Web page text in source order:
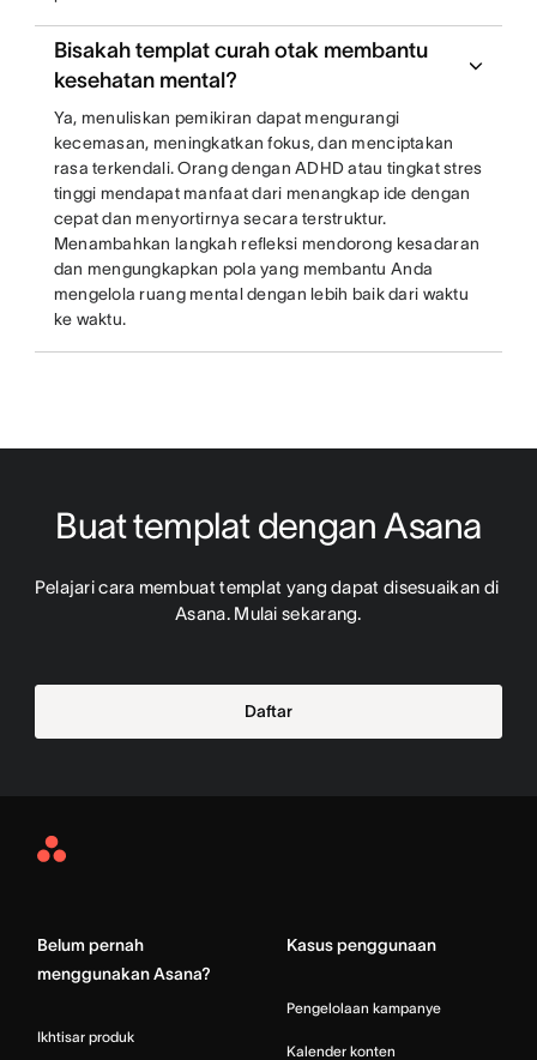
Bisakah templat curah otak membantu
kesehatan mental?
Ya, menuliskan pemikiran dapat mengurangi
kecemasan, meningkatkan fokus, dan menciptakan
rasa terkendali. Orang dengan ADHD atau tingkat stres
tinggi mendapat manfaat dari menangkap ide dengan
cepat dan menyortirnya secara terstruktur.
Menambahkan langkah refleksi mendorong kesadaran
dan mengungkapkan pola yang membantu Anda
mengelola ruang mental dengan lebih baik dari waktu
ke waktu.
Buat templat dengan Asana
Pelajari cara membuat templat yang dapat disesuaikan di
Asana. Mulai sekarang.
Daftar
Asana
Belum pernah
menggunakan Asana?
Ikhtisar produk
Kasus penggunaan
Pengelolaan kampanye
Kalender konten